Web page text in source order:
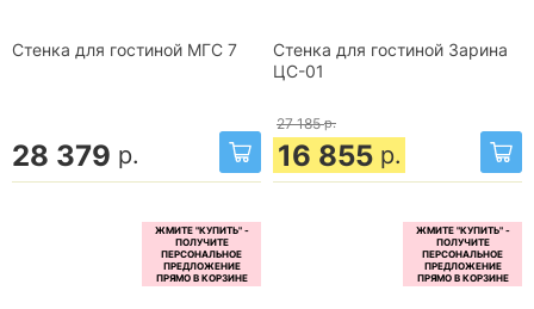
Стенка для гостиной МГС 7
28 379 р.
Стенка для гостиной Зарина
ЦС-01
27 185 р.
16 855 р.